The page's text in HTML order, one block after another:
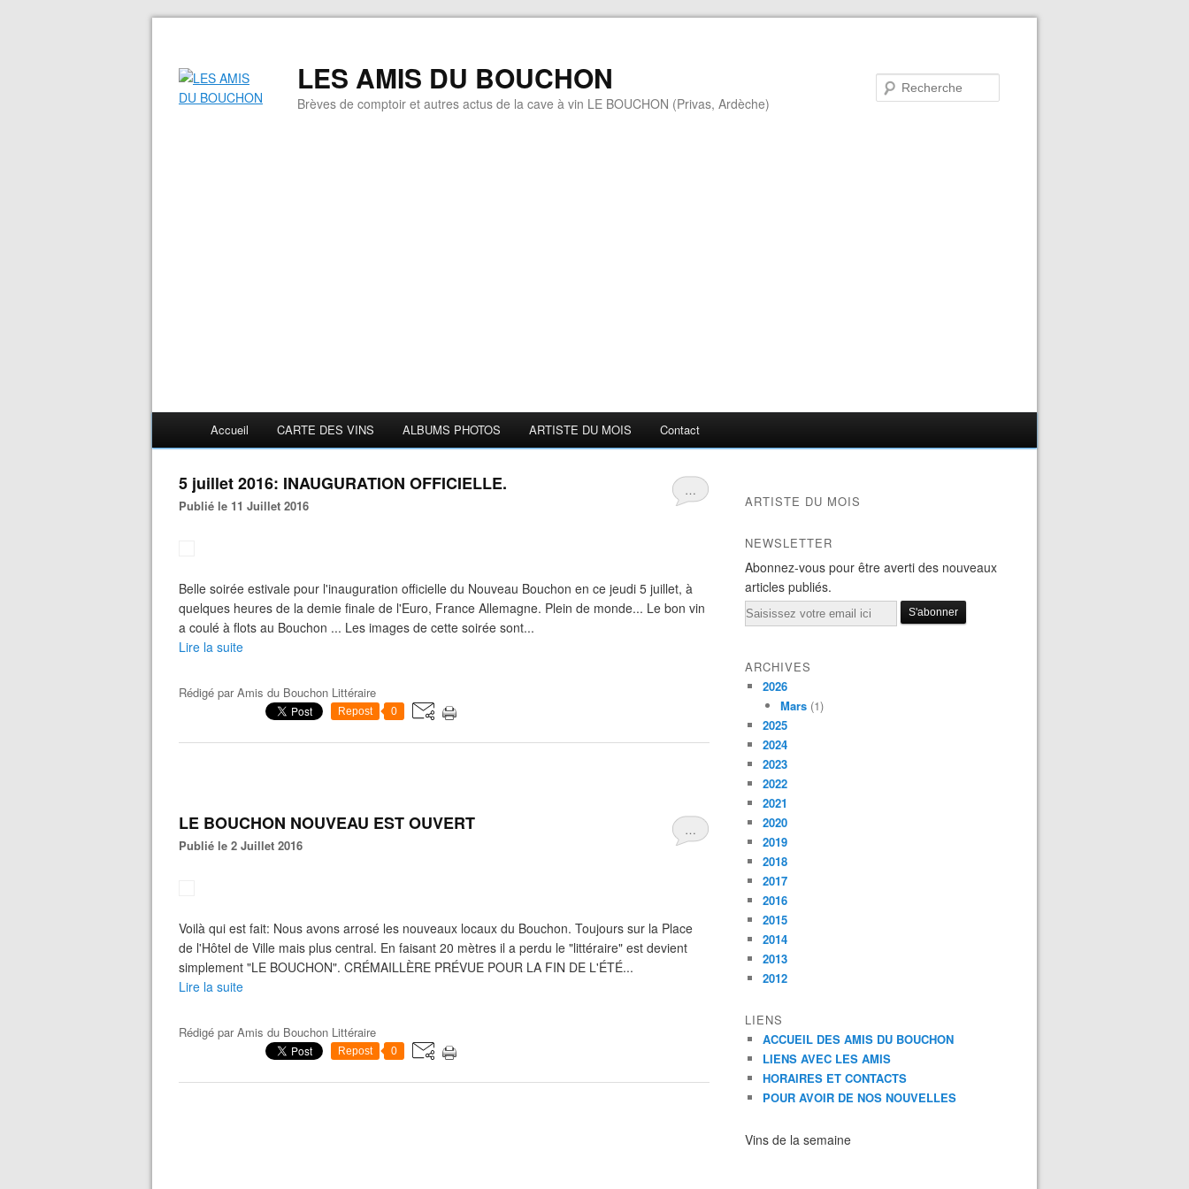
LES AMIS DU BOUCHON
Brèves de comptoir et autres actus de la cave à vin LE BOUCHON (Privas, Ardèche)
Accueil CARTE DES VINS ALBUMS PHOTOS ARTISTE DU MOIS Contact
…
5 juillet 2016: INAUGURATION OFFICIELLE.
Publié le 11 Juillet 2016
Belle soirée estivale pour l'inauguration officielle du Nouveau Bouchon en ce jeudi 5 juillet, à
quelques heures de la demie finale de l'Euro, France Allemagne. Plein de monde... Le bon vin
a coulé à flots au Bouchon ... Les images de cette soirée sont...
Lire la suite
Rédigé parAmis du Bouchon Littéraire
Repost 0
…
LE BOUCHON NOUVEAU EST OUVERT
Publié le 2 Juillet 2016
Voilà qui est fait: Nous avons arrosé les nouveaux locaux du Bouchon. Toujours sur la Place
de l'Hôtel de Ville mais plus central. En faisant 20 mètres il a perdu le "littéraire" est devient
simplement "LE BOUCHON". CRÉMAILLÈRE PRÉVUE POUR LA FIN DE L'ÉTÉ...
Lire la suite
Rédigé parAmis du Bouchon Littéraire
Repost 0
ARTISTE DU MOIS
NEWSLETTER
Abonnez-vous pour être averti des nouveaux
articles publiés.
Email
ARCHIVES
2026
Mars (1)
2025
2024
2023
2022
2021
2020
2019
2018
2017
2016
2015
2014
2013
2012
LIENS
ACCUEIL DES AMIS DU BOUCHON
LIENS AVEC LES AMIS
HORAIRES ET CONTACTS
POUR AVOIR DE NOS NOUVELLES
Vins de la semaine